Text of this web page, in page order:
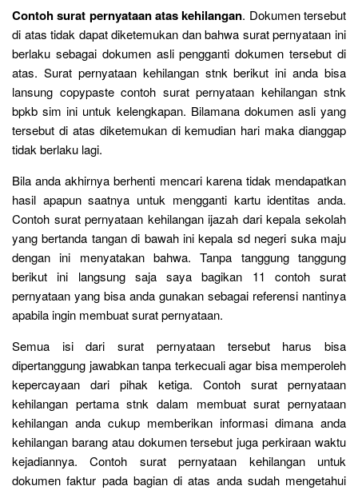
Contoh surat pernyataan atas kehilangan. Dokumen tersebut
di atas tidak dapat diketemukan dan bahwa surat pernyataan ini
berlaku sebagai dokumen asli pengganti dokumen tersebut di
atas. Surat pernyataan kehilangan stnk berikut ini anda bisa
lansung copypaste contoh surat pernyataan kehilangan stnk
bpkb sim ini untuk kelengkapan. Bilamana dokumen asli yang
tersebut di atas diketemukan di kemudian hari maka dianggap
tidak berlaku lagi.
Bila anda akhirnya berhenti mencari karena tidak mendapatkan
hasil apapun saatnya untuk mengganti kartu identitas anda.
Contoh surat pernyataan kehilangan ijazah dari kepala sekolah
yang bertanda tangan di bawah ini kepala sd negeri suka maju
dengan ini menyatakan bahwa. Tanpa tanggung tanggung
berikut ini langsung saja saya bagikan 11 contoh surat
pernyataan yang bisa anda gunakan sebagai referensi nantinya
apabila ingin membuat surat pernyataan.
Semua isi dari surat pernyataan tersebut harus bisa
dipertanggung jawabkan tanpa terkecuali agar bisa memperoleh
kepercayaan dari pihak ketiga. Contoh surat pernyataan
kehilangan pertama stnk dalam membuat surat pernyataan
kehilangan anda cukup memberikan informasi dimana anda
kehilangan barang atau dokumen tersebut juga perkiraan waktu
kejadiannya. Contoh surat pernyataan kehilangan untuk
dokumen faktur pada bagian di atas anda sudah mengetahui